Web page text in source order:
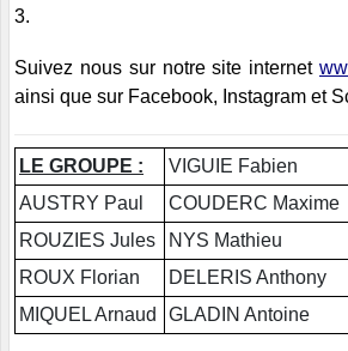
3.
Suivez nous sur notre site internet
ainsi que sur Facebook, Instagram et
LE GROUPE : VIGUIE Fabien
AUSTRY Paul
COUDERC Maxime
ROUZIES Jules
NYS Mathieu
ROUX Florian
DELERIS Anthony
MIQUEL Arnaud
GLADIN Antoine